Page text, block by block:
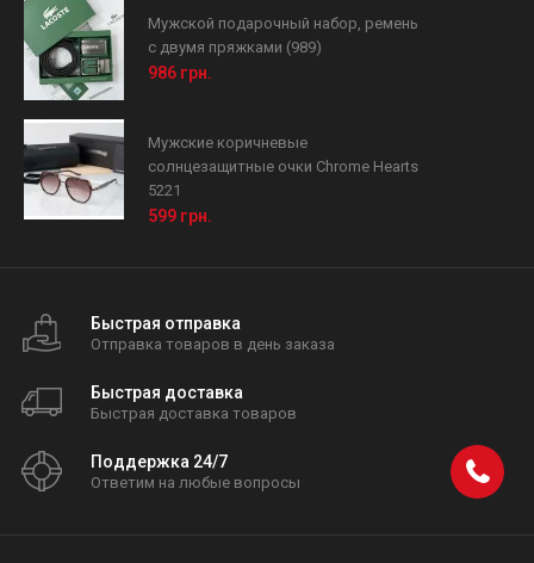
Мужской подарочный набор, ремень
с двумя пряжками (989)
986 грн.
Мужские коричневые
солнцезащитные очки Chrome Hearts
5221
599 грн.
Быстрая отправка
Отправка товаров в день заказа
Быстрая доставка
Быстрая доставка товаров
Поддержка 24/7
Ответим на любые вопросы